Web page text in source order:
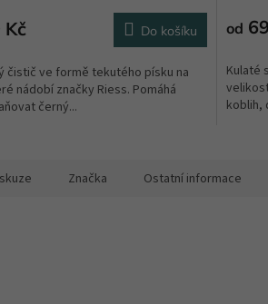
Kč Do košíku
čistič ve formě tekutého písku na
nádobí značky Riess. Pomáhá
černý...
od
Kulaté
koblih,
Značka Ostatní informace